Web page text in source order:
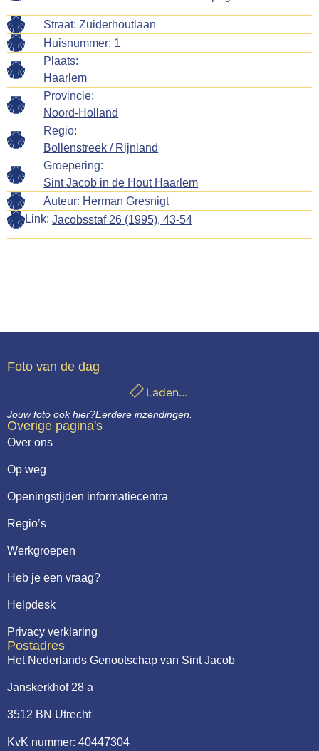
Straat: Zuiderhoutlaan
Huisnummer: 1
Plaats:
Haarlem
Provincie:
Noord-Holland
Regio:
Bollenstreek / Rijnland
Groepering:
Sint Jacob in de Hout Haarlem
Auteur: Herman Gresnigt
Link: Jacobsstaf 26 (1995), 43-54
Foto van de dag
Laden...
Jouw foto ook hier?Eerdere inzendingen.
Overige pagina's
Over ons
Op weg
Openingstijden informatiecentra
Regio’s
Werkgroepen
Heb je een vraag?
Helpdesk
Privacy verklaring
Postadres
Het Nederlands Genootschap van Sint Jacob
Janskerkhof 28 a
3512 BN Utrecht
KvK nummer: 40447304